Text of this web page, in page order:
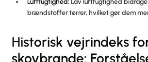
Luftfugtighed: Lav luftfugtighed
brændstoffer tørrer, hvilket gør dem
Historisk vejrindeks
skovbrande: